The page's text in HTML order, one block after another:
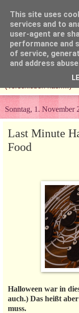
Sonntag, 1. November
Last Minute
Food
Halloween war in
auch.) Das heißt
muss.
This site uses
services and to
user-agent are
performance and
of service,
and address